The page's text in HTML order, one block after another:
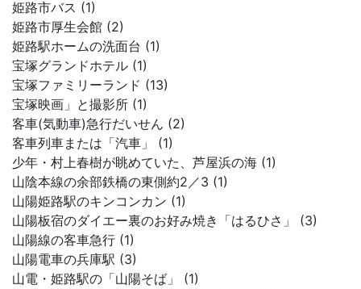
姫路市バス (1)
姫路市厚生会館 (2)
姫路駅ホームの洗面台 (1)
宝塚グランドホテル (1)
宝塚ファミリーランド (13)
宝塚映画」と撮影所 (1)
客車(気動車)急行だいせん (2)
客車列車または「汽車」 (1)
少年・村上春樹が眺めていた、芦屋浜の海 (1)
山陰本線の余部鉄橋の東側約2／3 (1)
山陽姫路駅のキンコンカン (1)
山陽板宿のダイエー裏のお好み焼き「はるひさ」 (3)
山陽線の客車急行 (1)
山陽電車の兵庫駅 (3)
山電・姫路駅の「山陽そば」 (1)